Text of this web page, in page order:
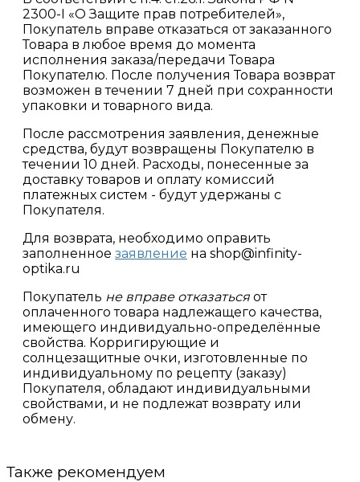
2300-I «О Защите прав потребителей»,
Покупатель вправе отказаться от заказанного
Товара в любое время до момента
исполнения заказа/передачи Товара
Покупателю. После получения Товара возврат
возможен в течении 7 дней при сохранности
упаковки и товарного вида.
После рассмотрения заявления, денежные
средства, будут возвращены Покупателю в
течении 10 дней. Расходы, понесенные за
доставку товаров и оплату комиссий
платежных систем - будут удержаны с
Покупателя.
Для возврата, необходимо оправить
заполненное заявление на shop@infinity-
optika.ru
Покупатель не вправе отказаться от
оплаченного товара надлежащего качества,
имеющего индивидуально-определённые
свойства. Корригирующие и
солнцезащитные очки, изготовленные по
индивидуальному по рецепту (заказу)
Покупателя, обладают индивидуальными
свойствами, и не подлежат возврату или
обмену.
Также рекомендуем